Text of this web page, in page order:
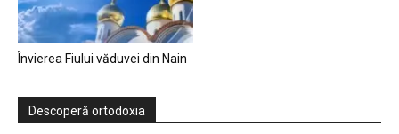
Învierea Fiului văduvei din Nain
Descoperă ortodoxia